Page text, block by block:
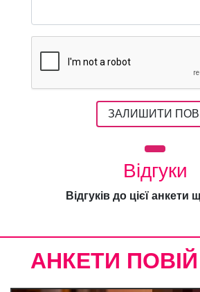
ЗАЛИШИТИ
Відгуки
Відгуків до цієї анкети
АНКЕТИ